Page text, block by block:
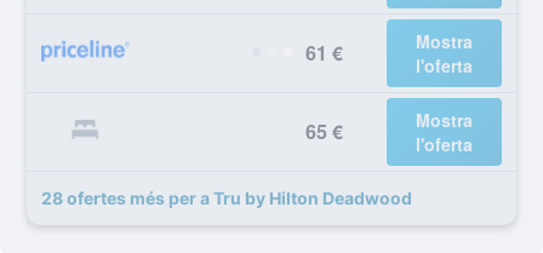
61 €
Mostra
l'oferta
65 €
Mostra
l'oferta
28 ofertes més per a Tru by Hilton Deadwood